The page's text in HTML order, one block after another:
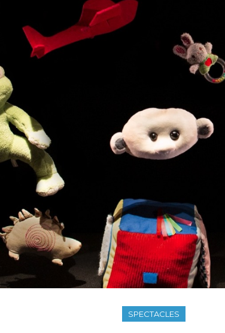
SPECTACLES